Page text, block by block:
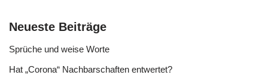
Neueste Beiträge
Sprüche und weise Worte
Hat „Corona“ Nachbarschaften entwertet?